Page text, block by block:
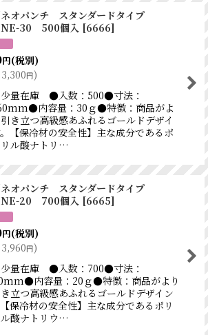
オパンチ スタンダードタイプ
30 500個入 [6666]
円(税別)
3,300円)
少量在庫 ●入数：500●寸法：
内容量：30ｇ●特徴：商品がよ
き立つ高級感あふれるゴールドデザイ
【保冷材の安全性】主な成分であるポ
リル酸ナトリ…
オパンチ スタンダードタイプ
20 700個入 [6665]
円(税別)
3,960円)
少量在庫 ●入数：700●寸法：
内容量：20ｇ●特徴：商品がより
立つ高級感あふれるゴールドデザイン
保冷材の安全性】主な成分であるポリ
酸ナトリウ…